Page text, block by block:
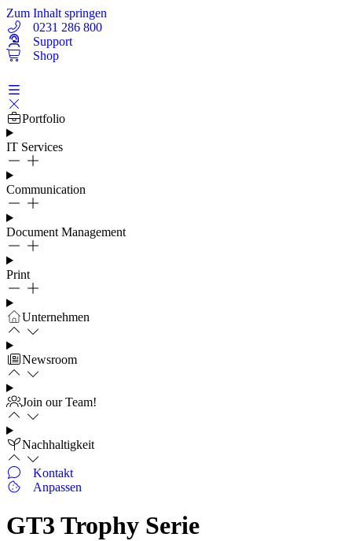
Zum Inhalt springen
0231 286 800
Support
Shop
Portfolio
IT Services
Communication
Document Management
Print
Unternehmen
Newsroom
Join our Team!
Nachhaltigkeit
Kontakt
Anpassen
GT3 Trophy Serie